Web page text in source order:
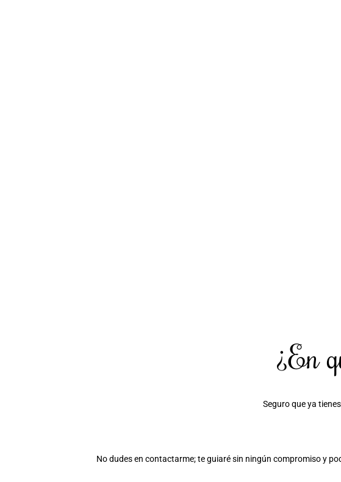
¿En
Seguro que ya
No dudes en contactarme; te guiaré sin ningún compromiso y